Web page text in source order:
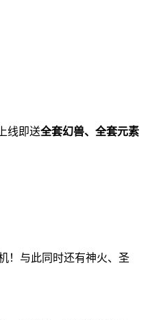
线即送全套幻兽、全套元素
！与此同时还有神火、圣